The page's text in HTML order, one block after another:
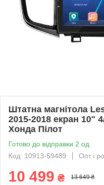
Штатна магнітола
2015-2018 екран 10"
Хонда Пілот
Готово до відправки 2 од.
Код: 10913-59489
Опт і
10 499 ₴ 13 649 ₴